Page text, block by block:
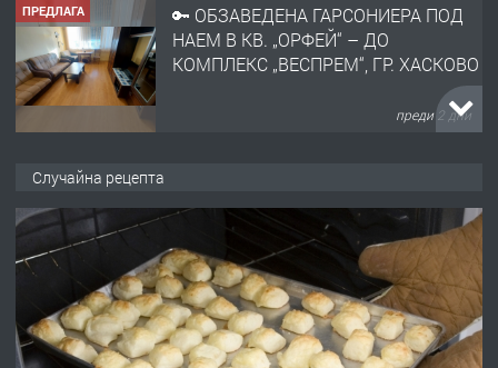
ПРЕДЛАГА
🔑 ОБЗАВЕДЕНА ГАРСОНИЕРА ПОД
НАЕМ В КВ. „ОРФЕЙ“ – ДО
КОМПЛЕКС „ВЕСПРЕМ“, ГР. ХАСКОВО
преди 2 дни
АПАРТАМЕНТ В ЦЕНТЪРА НА ГР.
преди 3 дни
ПРЕДЛАГА Давам гараж под наем
Случайна рецепта